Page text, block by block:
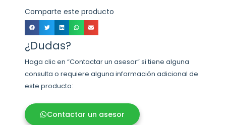
Comparte este producto
¿Dudas?
Haga clic en “Contactar un asesor” si tiene alguna
consulta o requiere alguna información adicional de
este producto:
Contactar un asesor